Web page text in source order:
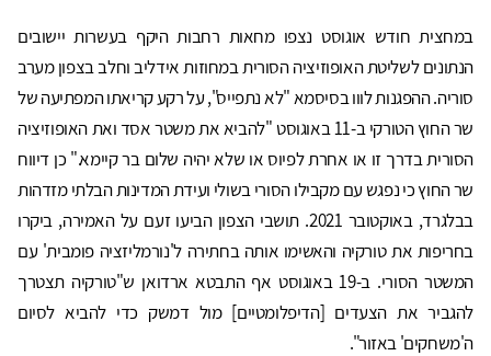
במחצית חודש אוגוסט נצפו מחאות רחבות היקף בעשרות יישובים
הנתונים לשליטת האופוזיציה הסורית במחוזות אידליב וחלב בצפון מערב
סוריה. ההפגנות לווו בסיסמא "לא נתפייס", על רקע קריאתו המפתיעה של
שר החוץ הטורקי ב-11 באוגוסט "להביא את משטר אסד ואת האופוזיציה
הסורית בדרך זו או אחרת לפיוס או שלא יהיה שלום בר קיימא." כן דיווח
שר החוץ כי נפגש עם מקבילו הסורי בשולי ועידת המדינות הבלתי מזדהות
בבלגרד, באוקטובר 2021. תושבי הצפון הביעו זעם על האמירה, ביקרו
בחריפות את טורקיה והאשימו אותה בחתירה ל'נורמליזציה פומבית' עם
המשטר הסורי. ב-19 באוגוסט אף התבטא ארדואן ש"טורקיה תצטרך
להגביר את הצעדים [הדיפלומטיים] מול דמשק כדי להביא לסיום
ה'משחקים' באזור".